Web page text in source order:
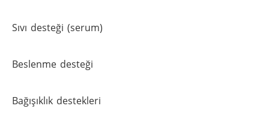
Sıvı desteği (serum)
Beslenme desteği
Bağışıklık destekleri